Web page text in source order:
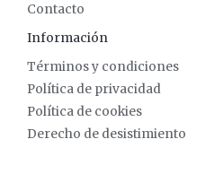
Contacto
Información
Términos y condiciones
Política de privacidad
Política de cookies
Derecho de desistimiento